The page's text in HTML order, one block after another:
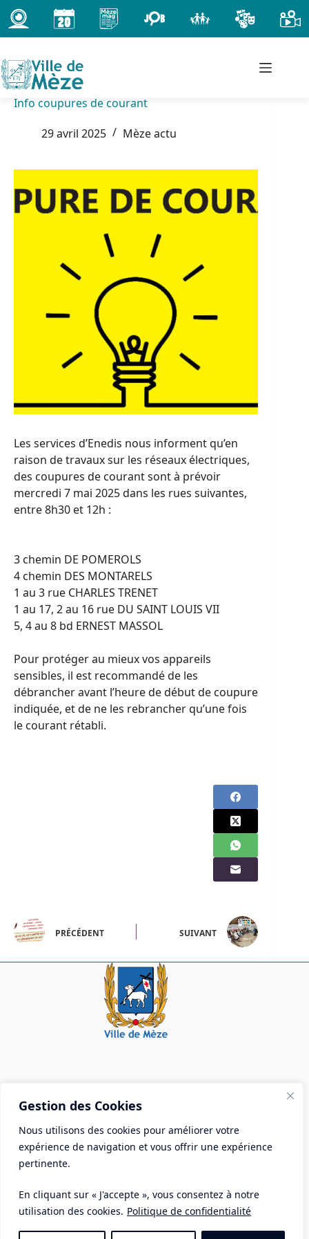
Gestion des Cookies
Nous utilisons des cookies pour améliorer votre
expérience de navigation et vous offrir une expérience
pertinente.
En cliquant sur « J'accepte », vous consentez à notre
utilisation des cookies. Politique de confidentialité
Passer
au
contenu
Info coupures de courant
29 avril 2025
Mèze actu
Les services d’Enedis nous informent qu’en
raison de travaux sur les réseaux électriques,
des coupures de courant sont à prévoir
mercredi 7 mai 2025 dans les rues suivantes,
entre 8h30 et 12h :
3 chemin DE POMEROLS
4 chemin DES MONTARELS
1 au 3 rue CHARLES TRENET
1 au 17, 2 au 16 rue DU SAINT LOUIS VII
5, 4 au 8 bd ERNEST MASSOL
Pour protéger au mieux vos appareils
sensibles, il est recommandé de les
débrancher avant l’heure de début de coupure
indiquée, et de ne les rebrancher qu’une fois
le courant rétabli.
PRÉCÉDENT SUIVANT
Mairie de Mèze
Place Aristide Briand - BP 28 34140 Mèze
Tél :04 67 18 30 30
Mail :